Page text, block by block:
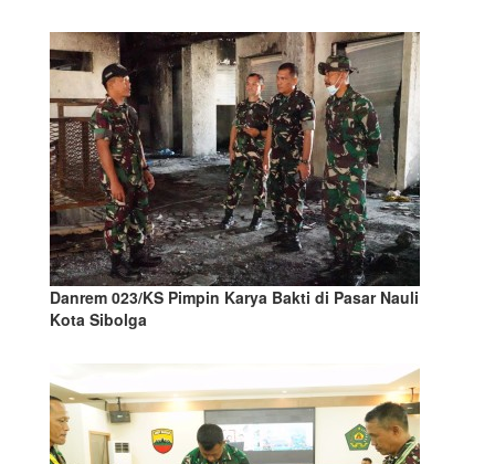
Danrem 023/KS Pimpin Karya Bakti di Pasar Nauli
Kota Sibolga